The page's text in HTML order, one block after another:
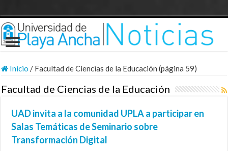
Inicio / Facultad de Ciencias de la Educación (página 59)
Facultad de Ciencias de la Educación
UAD invita a la comunidad UPLA a participar en
Salas Temáticas de Seminario sobre
Transformación Digital